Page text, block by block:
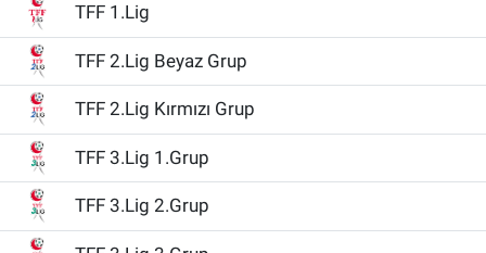
TFF 1.Lig
TFF 2.Lig Beyaz Grup
TFF 2.Lig Kırmızı Grup
TFF 3.Lig 1.Grup
TFF 3.Lig 2.Grup